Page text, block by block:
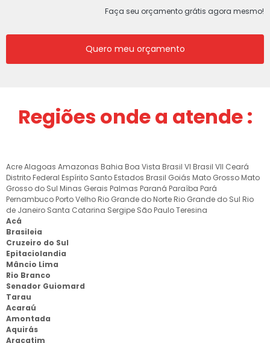
Faça seu orçamento grátis agora mesmo!
Quero meu orçamento
Regiões onde a atende :
AcreAlagoas Amazonas Bahia Boa Vista Brasil VI Brasil VII Ceará
Distrito Federal Espírito Santo Estados Brasil Goiás Mato Grosso Mato
Grosso do Sul Minas Gerais Palmas Paraná Paraíba Pará
Pernambuco Porto Velho Rio Grande do Norte Rio Grande do Sul Rio
de Janeiro Santa Catarina Sergipe São PauloTeresina
Acá
Brasileia
Cruzeiro do Sul
Epitaciolandia
Mâncio Lima
Rio Branco
Senador Guiomard
Tarau
Acaraú
Amontada
Aquirás
Aracatim